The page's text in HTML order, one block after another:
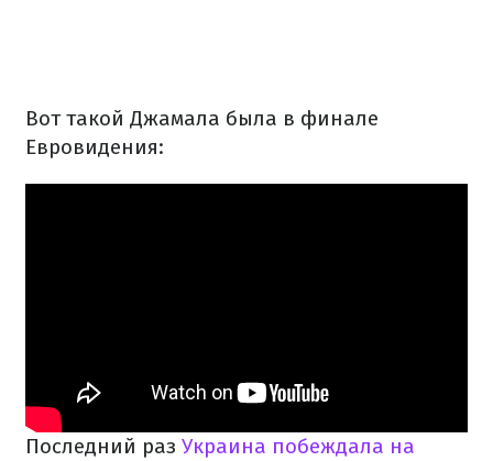
Вот такой Джамала была в финале
Евровидения:
Последний раз Украина побеждала на